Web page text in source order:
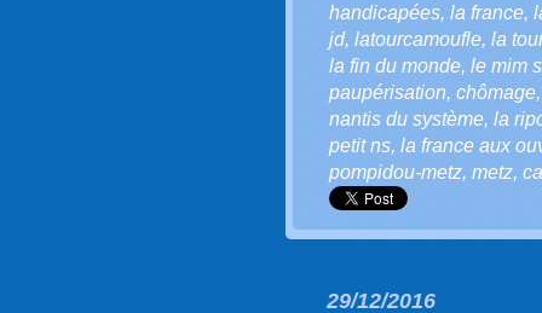
handicapées, la france,
jd, latourcamoufle, la
la fin du monde, le mim
paupérisation, chômage
nantis du système, la
petit ns, la france aux
pompidou-metz, metz,
29/12/2016